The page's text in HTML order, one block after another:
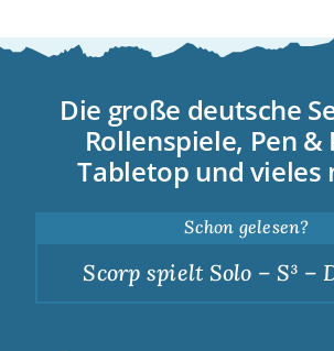
Die große deutsche
Rollenspiele, Pen &
Tabletop und vieles
Schon gelesen?
Scorp spielt Solo – S³ –